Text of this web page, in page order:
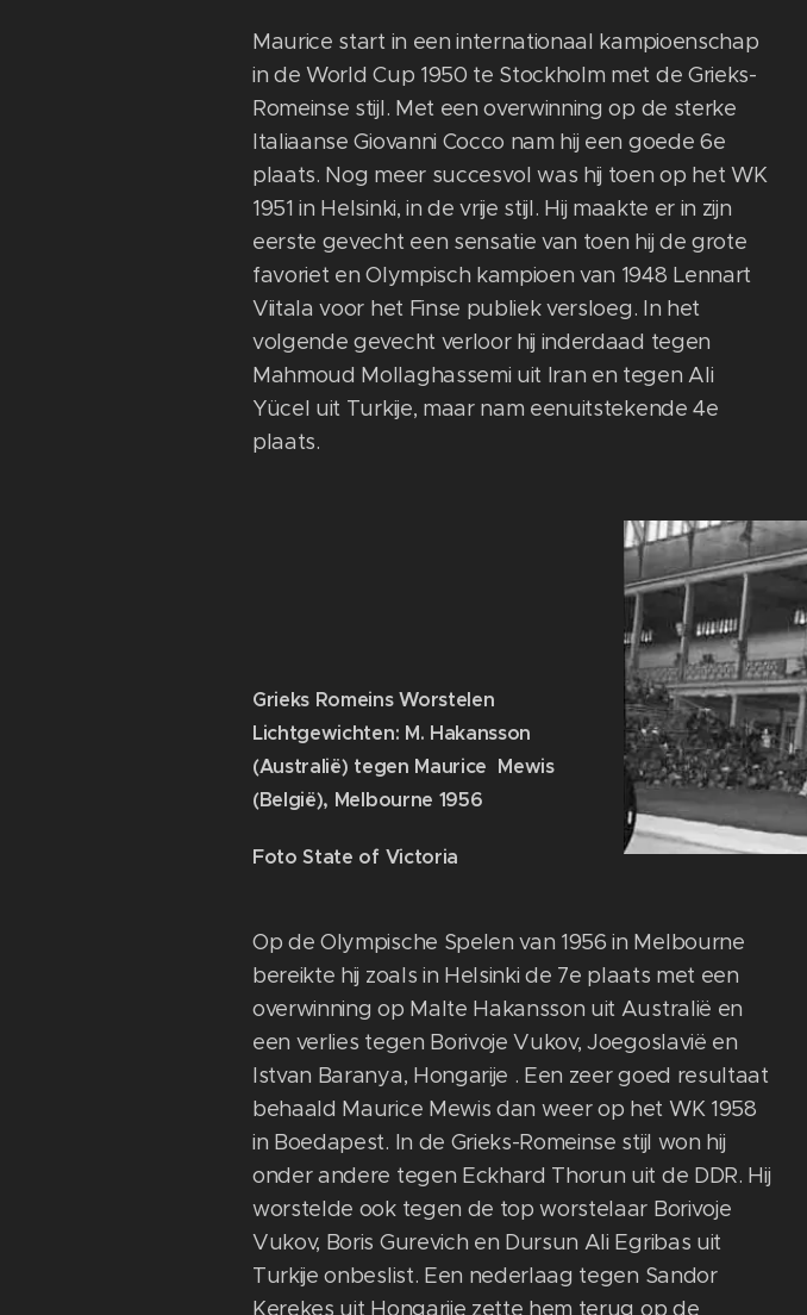
Maurice start in een internationaal kampioenschap
in de World Cup 1950 te Stockholm met de Grieks-
Romeinse stijl. Met een overwinning op de sterke
Italiaanse Giovanni Cocco nam hij een goede 6e
plaats. Nog meer succesvol was hij toen op het WK
1951 in Helsinki, in de vrije stijl. Hij maakte er in zijn
eerste gevecht een sensatie van toen hij de grote
favoriet en Olympisch kampioen van 1948 Lennart
Viitala voor het Finse publiek versloeg. In het
volgende gevecht verloor hij inderdaad tegen
Mahmoud Mollaghassemi uit Iran en tegen Ali
Yücel uit Turkije, maar nam een ​​uitstekende 4e
plaats.
Grieks Romeins Worstelen
Lichtgewichten: M. Hakansson
(Australië) tegen Maurice Mewis
(België), Melbourne 1956
Foto State of Victoria
Op de Olympische Spelen van 1956 in Melbourne
bereikte hij zoals in Helsinki de 7e plaats met een
overwinning op Malte Hakansson uit Australië en
een verlies tegen Borivoje Vukov, Joegoslavië en
Istvan Baranya, Hongarije . Een zeer goed resultaat
behaald Maurice Mewis dan weer op het WK 1958
in Boedapest. In de Grieks-Romeinse stijl won hij
onder andere tegen Eckhard Thorun uit de DDR. Hij
worstelde ook tegen de top worstelaar Borivoje
Vukov, Boris Gurevich en Dursun Ali Egribas uit
Turkije onbeslist. Een nederlaag tegen Sandor
Kerekes uit Hongarije zette hem terug op de